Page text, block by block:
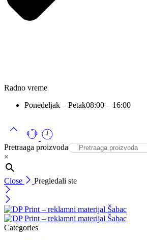
Radno vreme
Ponedeljak – Petak08:00 – 16:00
Pretraaga proizvoda
×
Close Pregledali ste
Categories